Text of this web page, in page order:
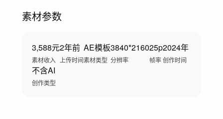
素材参数
3,588元
素材收入
2年前
上传时间
AE模板
素材类型
3840*2160
分辨率
25p
帧率
2024年
创作时间
不含AI
创作类型